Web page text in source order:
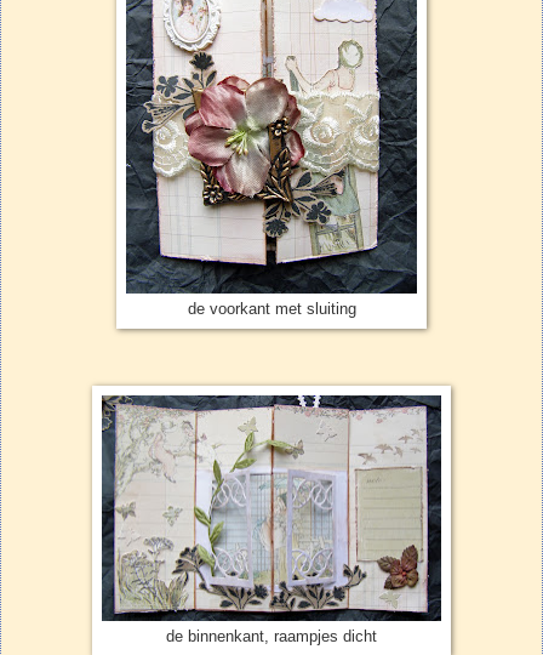
de voorkant met sluiting
de binnenkant, raampjes dicht